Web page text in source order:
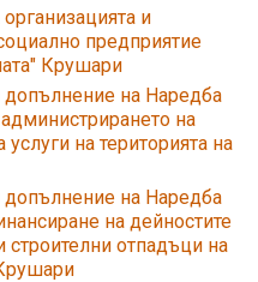
и
предприятие
Крушари
на Наредба
на
на територията на
на Наредба
на дейностите
строителни отпадъци на